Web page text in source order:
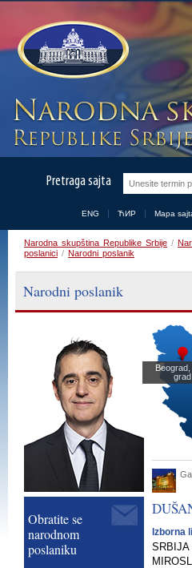
Pretraga sajta
ENG ЋИР Mapa
Narodna skupština Republike Srbije /
poslanici / Narodni poslanik
Narodni poslanik
Obratite se
narodnom
poslaniku
Beograd,
grad
Izborna
SRBIJA